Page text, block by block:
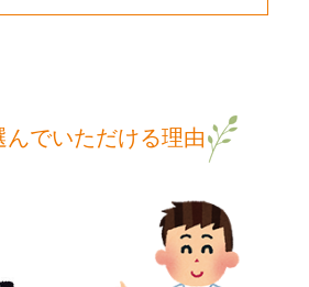
んでいただける理由